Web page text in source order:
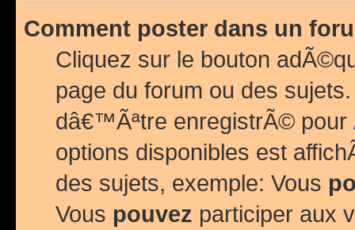
Comment poster dans un
Cliquez sur le bouton
page du forum ou des
dâ€™Ãªtre enregistrÃ©
options disponibles est
des sujets, exemple: Vous
Vous pouvez participer aux